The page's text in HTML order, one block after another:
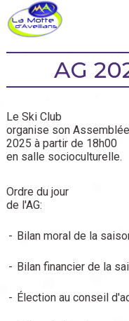
AG
Le Ski Club
organise son
2025 à partir de 18h00
en salle socioculturelle.
Ordre du jour
de l'AG:
- Bilan moral de la
- Bilan financier de la
- Élection au conseil